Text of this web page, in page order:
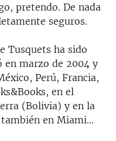
pretendo. De nada
seguros.
Tusquets ha sido
en marzo de 2004 y
Perú, Francia,
en el
(Bolivia) y en la
en Miami...